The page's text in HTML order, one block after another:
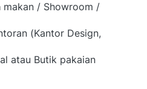
makan / Showroom /
(Kantor Design,
atau Butik pakaian